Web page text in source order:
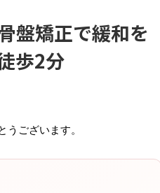
盤矯正で緩和を
歩2分
ございます。